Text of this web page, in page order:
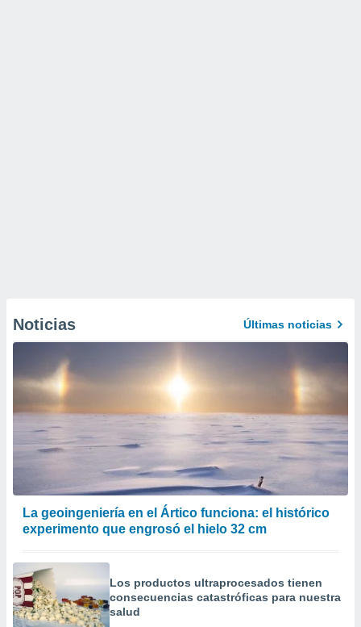
Noticias Últimas noticias
La geoingeniería en el Ártico funciona: el histórico
experimento que engrosó el hielo 32 cm
Los productos ultraprocesados ​​tienen
consecuencias catastróficas para nuestra
salud